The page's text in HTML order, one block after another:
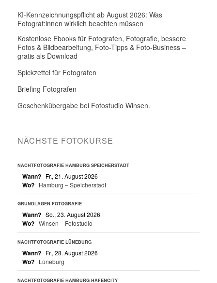
KI-Kennzeichnungspflicht ab August 2026: Was
Fotograf:innen wirklich beachten müssen
Kostenlose Ebooks für Fotografen, Fotografie, bessere
Fotos & Bildbearbeitung, Foto-Tipps & Foto-Business –
gratis als Download
Spickzettel für Fotografen
Briefing Fotografen
Geschenkübergabe bei Fotostudio Winsen.
NÄCHSTE FOTOKURSE
NACHTFOTOGRAFIE HAMBURG SPEICHERSTADT
Wann? Fr., 21. August 2026
Wo? Hamburg – Speicherstadt
GRUNDLAGEN FOTOGRAFIE
Wann? So., 23. August 2026
Wo? Winsen – Fotostudio
NACHTFOTOGRAFIE LÜNEBURG
Wann? Fr., 28. August 2026
Wo? Lüneburg
NACHTFOTOGRAFIE HAMBURG HAFENCITY